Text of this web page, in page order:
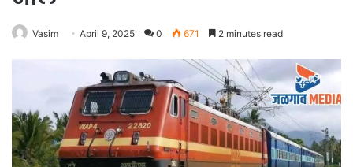
Vasim April 9, 2025 0 671 2 minutes read